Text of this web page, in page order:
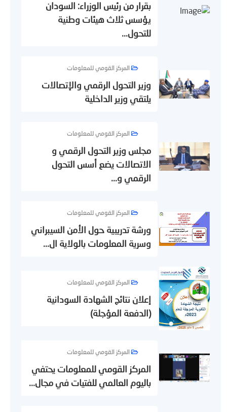
بقرار من رئيس الوزراء: السودان
يؤسس ثلاث هيئات وطنية
للتحول...
المركز القومي للمعلومات
وزير التحول الرقمي والإتصالات
يلتقي وزير الداخلية
المركز القومي للمعلومات
مجلس وزير التحول الرقمي و
الاتصالات يضع أسس التحول
الرقمي و...
المركز القومي للمعلومات
ورشة تدريبية حول الأمن السيبراني
وسرية المعلومات بالولاية ال...
المركز القومي للمعلومات
إعلان نتائج الشهادة السودانية
(الدفعة المؤجلة)
المركز القومي للمعلومات
المركز القومي للمعلومات يحتفي
باليوم العالمي للفتيات في مجال...